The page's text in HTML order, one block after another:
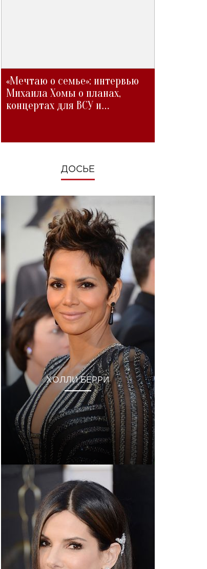
«Мечтаю о семье»: интервью
Михаила Хомы о планах,
концертах для ВСУ и
ДОСЬЕ
ХОЛЛИ БЕРРИ